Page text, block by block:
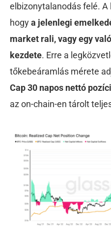
elbizonytalanodás felé.
hogya jelenlegi
market rali, vagy egy
kezdete. Erre a
tőkebeáramlás mérete
Cap 30 napos nettó
az on-chain-en tárolt